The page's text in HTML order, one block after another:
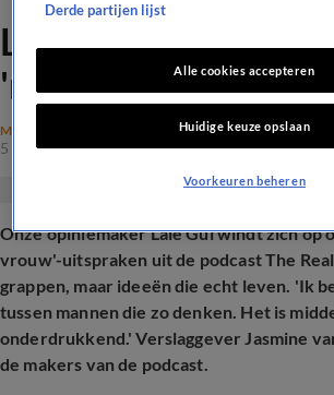
Lale Gül slaat
'mag jouw vrouw'-
MAATSCHAPPIJ
5 juni 2026, 19:37
Onze opiniemaker Lale Gül windt zich op
vrouw'-uitspraken uit de podcast The
grappen, maar ideeën die echt leven. 'Ik
tussen mannen die zo denken. Het is
onderdrukkend.' Verslaggever Jasmine
de makers van de podcast.
Derde partijen lijst
Alle cookies accepteren
Huidige keuze opslaan
Voorkeuren beheren